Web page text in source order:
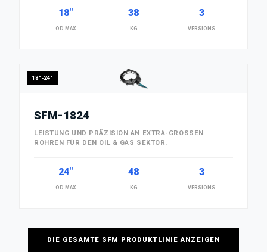
18"
OD MAX
38
KG
3
VERSIONS
18"-24"
SFM-1824
LEISTUNG UND PRÄZISION AN EXTRA-GROSSEN R
OHREN FÜR DEN OIL & GAS SEKTOR.
24"
OD MAX
48
KG
3
VERSIONS
DIE GESAMTE SFM PRODUKTLINIE ANZEIGEN